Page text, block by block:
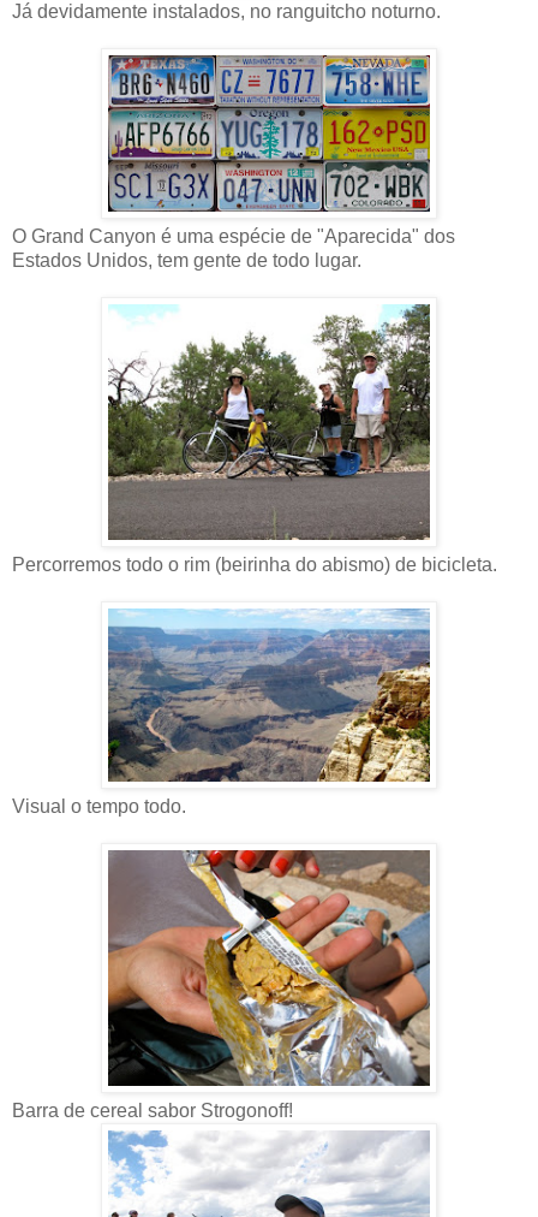
Já devidamente instalados, no ranguitcho noturno.
O Grand Canyon é uma espécie de "Aparecida" dos
Estados Unidos, tem gente de todo lugar.
Percorremos todo o rim (beirinha do abismo) de bicicleta.
Visual o tempo todo.
Barra de cereal sabor Strogonoff!